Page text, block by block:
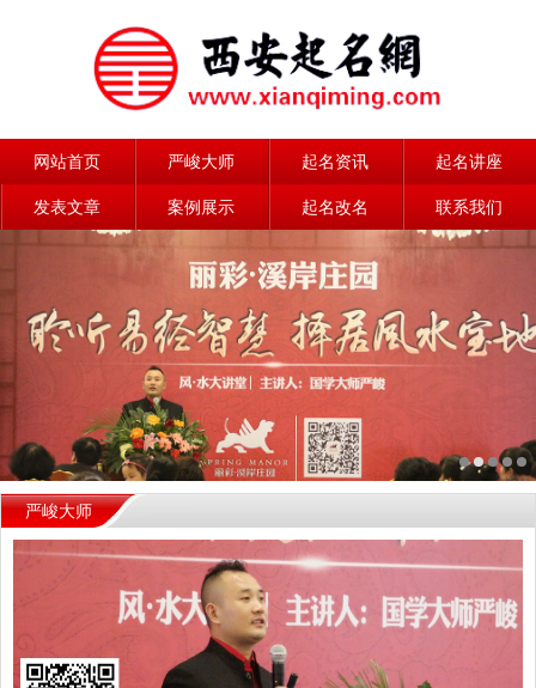
网站首页 严峻大师 起名资讯 起名讲座
发表文章 案例展示 起名改名 联系我们
严峻大师